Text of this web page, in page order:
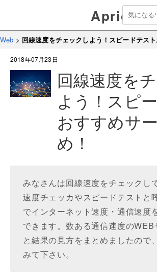
Aprico
Web > 回線速度をチェックしよう！スピードテス
2018年07月23日
回線速度を
よう！スピ
おすすめサ
め！
みなさんは回線速度をチェックし
速度チェッカやスピードテストと
でインターネット速度・通信速度
できます。数ある通信速度のWEB
と結果の見方をまとめましたので
みて下さい。